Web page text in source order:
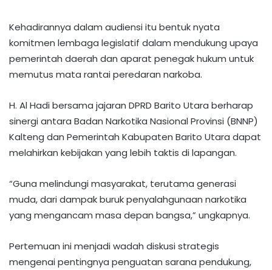
Kehadirannya dalam audiensi itu bentuk nyata
komitmen lembaga legislatif dalam mendukung upaya
pemerintah daerah dan aparat penegak hukum untuk
memutus mata rantai peredaran narkoba.
​H. Al Hadi bersama jajaran DPRD Barito Utara berharap
sinergi antara Badan Narkotika Nasional Provinsi (BNNP)
Kalteng dan Pemerintah Kabupaten Barito Utara dapat
melahirkan kebijakan yang lebih taktis di lapangan.
“Guna melindungi masyarakat, terutama generasi
muda, dari dampak buruk penyalahgunaan narkotika
yang mengancam masa depan bangsa,” ungkapnya.
Pertemuan ini menjadi wadah diskusi strategis
mengenai pentingnya penguatan sarana pendukung,